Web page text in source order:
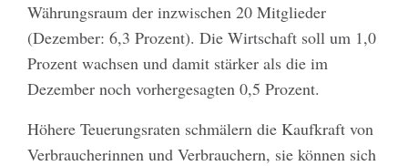
Währungsraum der inzwischen 20 Mitglieder
(Dezember: 6,3 Prozent). Die Wirtschaft soll um 1,0
Prozent wachsen und damit stärker als die im
Dezember noch vorhergesagten 0,5 Prozent.
Höhere Teuerungsraten schmälern die Kaufkraft von
Verbraucherinnen und Verbrauchern, sie können sich